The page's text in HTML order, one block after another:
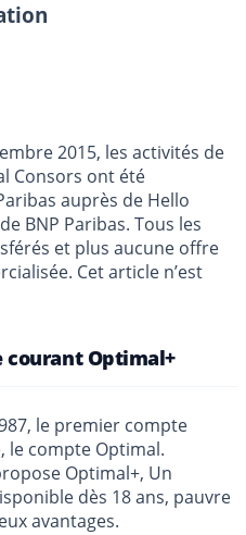
2015, les activités de
Consors ont été
auprès de Hello
BNP Paribas. Tous les
et plus aucune offre
Cet article n’est
courant Optimal+
le premier compte
le compte Optimal.
Optimal+, Un
dès 18 ans, pauvre
avantages.